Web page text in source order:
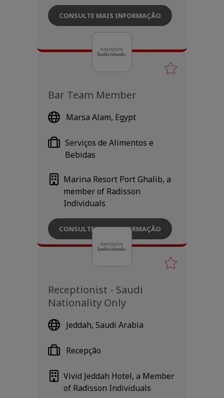
CONSULTE MAIS INFORMAÇÃO
Bar Team Member
Marsa Alam, Egypt
Marina Resort Port Ghalib, a
member of Radisson
Individuals
Serviços de Alimentos e
Bebidas
CONSULTE MAIS INFORMAÇÃO
Receptionist - Saudi
Nationality Only
Jeddah, Saudi Arabia
Vivid Jeddah Hotel, a Member
of Radisson Individuals
Recepção